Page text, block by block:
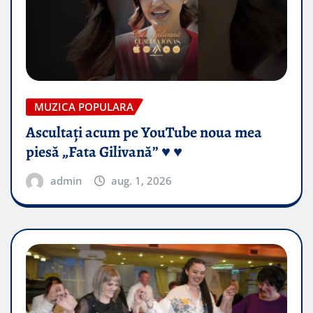
MUZICA POPULARA
Ascultați acum pe YouTube noua mea
piesă „Fata Gilivană” ♥️ ♥️
admin aug. 1, 2026